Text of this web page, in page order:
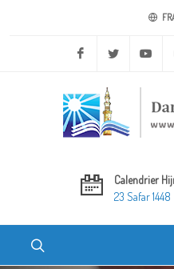
Facebook Twitter
Calendrier
23 Safar 1448